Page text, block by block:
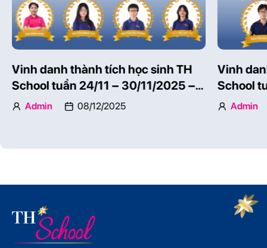
Vinh danh thành tích học sinh TH
School tuần 24/11 – 30/11/2025 –
Phần 1
Admin 08/12/2025
Vinh
School
Phần 2
Admin